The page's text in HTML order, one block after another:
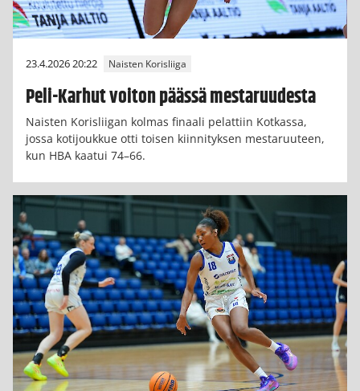
23.4.2026 20:22 Naisten Korisliiga
Peli-Karhut voiton päässä mestaruudesta
Naisten Korisliigan kolmas finaali pelattiin Kotkassa,
jossa kotijoukkue otti toisen kiinnityksen mestaruuteen,
kun HBA kaatui 74–66.